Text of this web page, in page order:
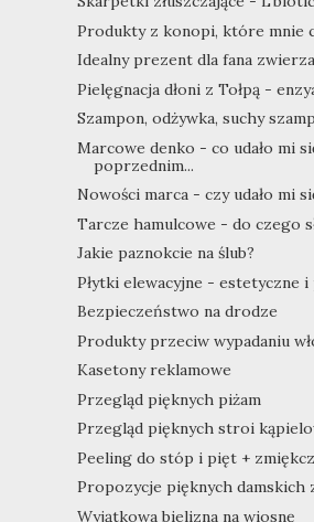
Produkty z konopi, które mnie
Idealny prezent dla fana
Pielęgnacja dłoni z Tołpą -
Szampon, odżywka, suchy
Marcowe denko - co udało mi
poprzednim...
Nowości marca - czy udało mi
Tarcze hamulcowe - do czego
Jakie paznokcie na ślub?
Płytki elewacyjne - estetyczne
Bezpieczeństwo na drodze
Produkty przeciw wypadaniu
Kasetony reklamowe
Przegląd pięknych piżam
Przegląd pięknych stroi
Peeling do stóp i pięt +
Propozycje pięknych damskich
Wyjątkowa bielizna na wiosnę